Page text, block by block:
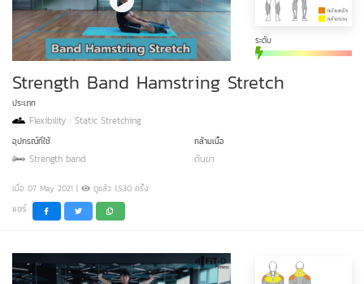
ระดับ
Strength Band Hamstring Stretch
ประเภท
Flexibility : Static Stretching
อุปกรณ์ที่ใช้
Strength band
กล้ามเนื้อ
ต้นขา
เมื่อ 07 May 2021 | ดูแล้ว 1,530 ครั้ง
แชร์